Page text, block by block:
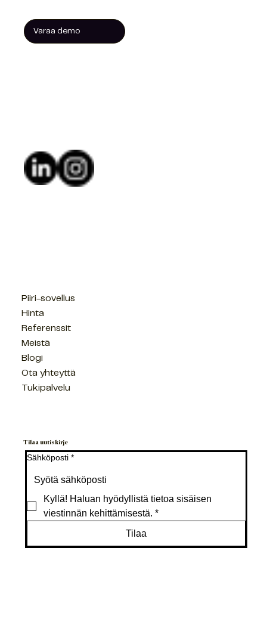
Varaa demo
Meistä
Blogi
Ota yhteyttä
Tilaa uutiskirje
Sähköposti *
Kyllä! Haluan hyödyllistä tietoa sisäisen
viestinnän kehittämisestä.